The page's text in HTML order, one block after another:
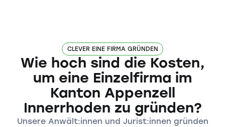
CLEVER EINE FIRMA GRÜNDEN
Wie hoch sind die Kosten,
um eine Einzelfirma im
Kanton Appenzell
Innerrhoden zu gründen?
Unsere Anwält:innen und Jurist:innen gründen